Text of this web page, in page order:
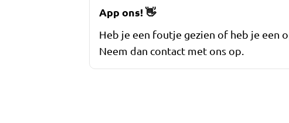
App ons!👋
Heb je een foutje gezien of heb je een
Neem dan contact met ons op.